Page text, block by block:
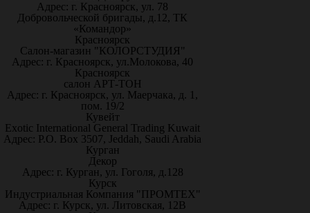
Адрес: г. Красноярск, ул. 78
Добровольческой бригады, д.12, ТК
«Командор»
Красноярск
Салон-магазин "КОЛОРСТУДИЯ"
Адрес: г. Красноярск, ул.Молокова, 40
Красноярск
салон АРТ-ТОН
Адрес: г. Красноярск, ул. Маерчака, д. 1,
пом. 19/2
Кувейт
Exotic International General Trading Kuwait
Адрес: P.O. Box 3507, Jeddah, Saudi Arabia
Курган
Декор
Адрес: г. Курган, ул. Гоголя, д.128
Курск
Индустриальная Компания "ПРОМТЕХ"
Адрес: г. Курск, ул. Литовская, 12В